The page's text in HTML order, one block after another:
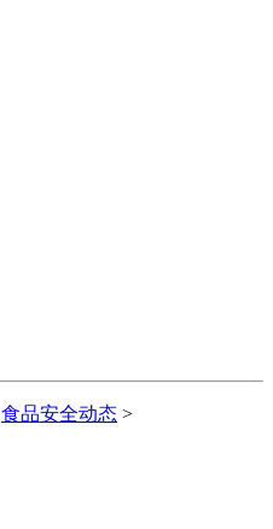
食品安全动态 >